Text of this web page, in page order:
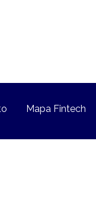
Mapa Fintech